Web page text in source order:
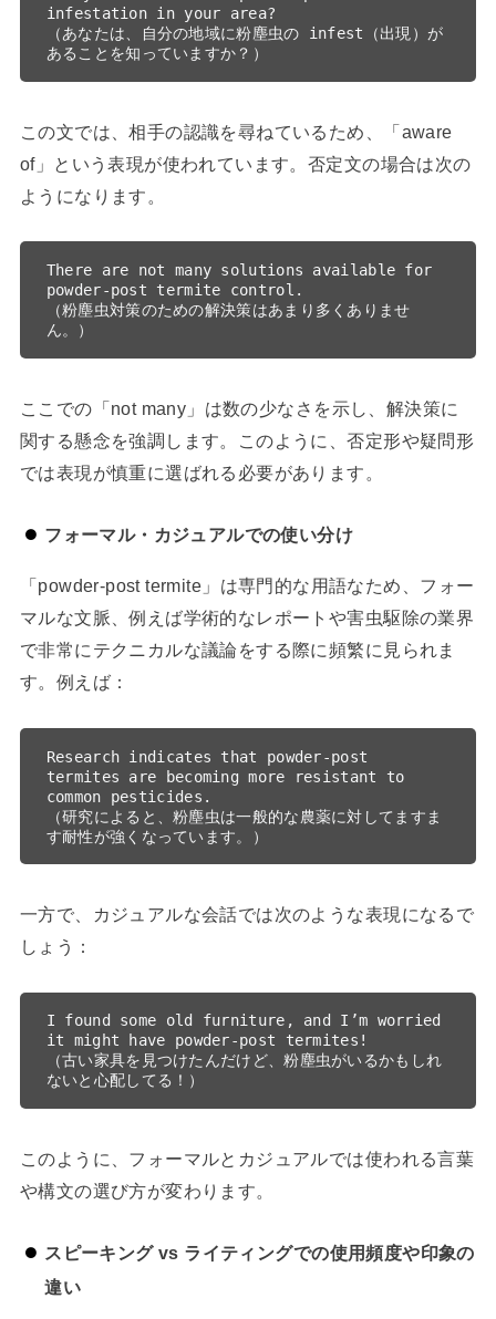
infestation in your area?
（あなたは、自分の地域に粉塵虫の infest（出現）が
この文では、相手の認識を尋ねているため、「aware
of」という表現が使われています。否定文の場合は次の
ようになります。
There are not many solutions available for
powder-post termite control.
（粉塵虫対策のための解決策はあまり多くありませ
ここでの「not many」は数の少なさを示し、解決策に
関する懸念を強調します。このように、否定形や疑問形
では表現が慎重に選ばれる必要があります。
フォーマル・カジュアルでの使い分け
「powder-post termite」は専門的な用語なため、フォー
マルな文脈、例えば学術的なレポートや害虫駆除の業界
で非常にテクニカルな議論をする際に頻繁に見られま
す。例えば：
Research indicates that powder-post
termites are becoming more resistant to
common pesticides.
（研究によると、粉塵虫は一般的な農薬に対してますま
一方で、カジュアルな会話では次のような表現になるで
しょう：
I found some old furniture, and I’m worried
it might have powder-post termites!
（古い家具を見つけたんだけど、粉塵虫がいるかもしれ
このように、フォーマルとカジュアルでは使われる言葉
や構文の選び方が変わります。
スピーキング vs ライティングでの使用頻度や印象の
違い